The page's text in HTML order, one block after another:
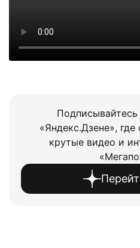
«Яндекс.Дзене»,
крутые видео и